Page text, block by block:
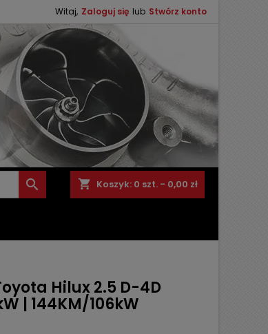
Witaj, Zaloguj się lub Stwórz konto
shopping_cart Koszyk: 0 szt. - 0,00 zł

Hilux 2.5 D-4D
| 144KM/106kW